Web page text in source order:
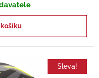
Sleva!